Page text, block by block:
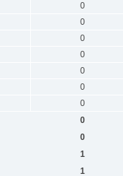
0
0
0
0
0
0
0
0
0
1
1